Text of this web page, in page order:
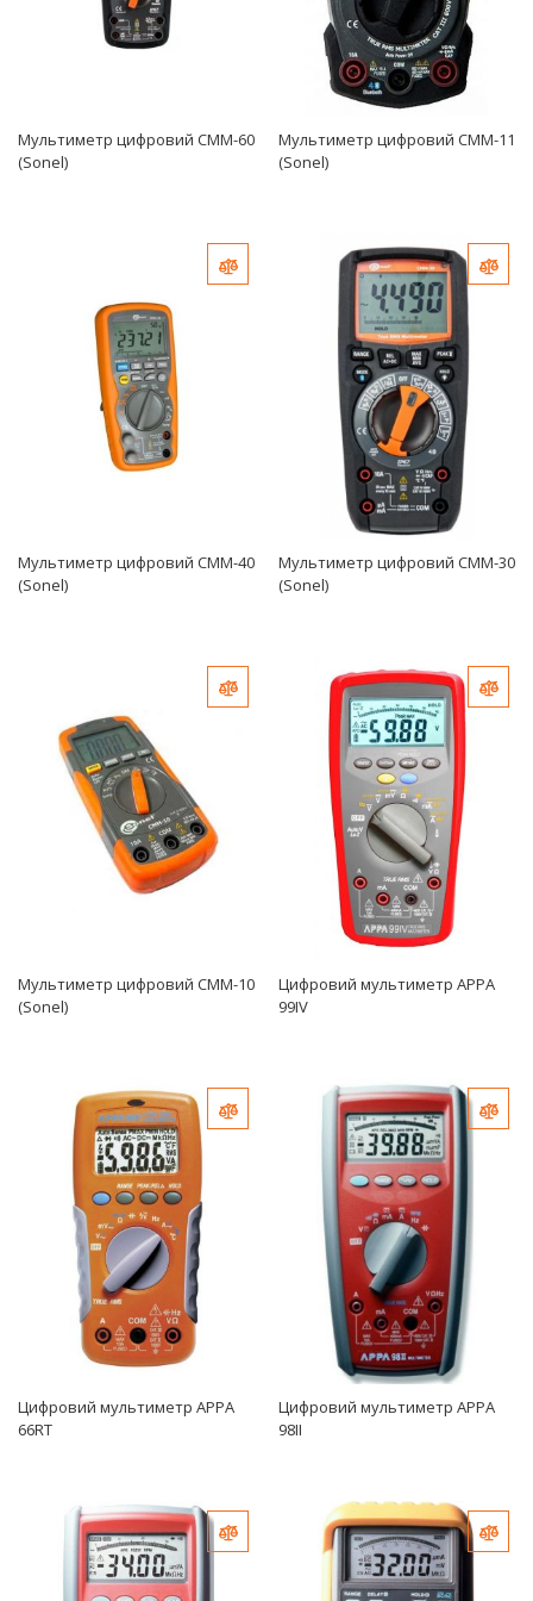
Мультиметр цифровий CMM-60
(Sonel)
Мультиметр цифровий CMM-11
(Sonel)
Мультиметр цифровий CMM-40
(Sonel)
Добавить в сравнение
Мультиметр цифровий CMM-30
(Sonel)
Мультиметр цифровий CMM-10
(Sonel)
Добавить в сравнение
Цифровий мультиметр APPA
99IV
Цифровий мультиметр APPA
66RT
Добавить в сравнение
Цифровий мультиметр APPA
98II
Добавить в сравнение